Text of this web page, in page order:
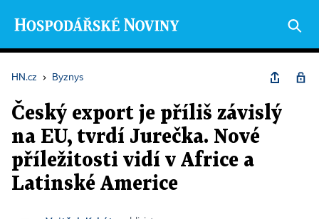
HN.cz › Byznys
Český export je příliš závislý
na EU, tvrdí Jurečka. Nové
příležitosti vidí v Africe a
Latinské Americe